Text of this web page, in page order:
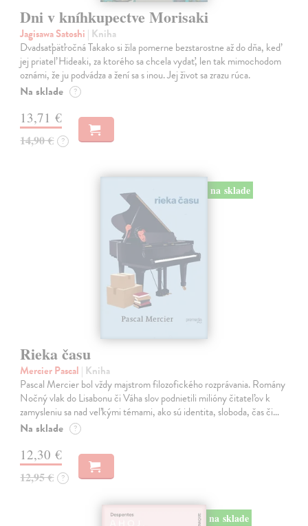
Dni v kníhkupectve Morisaki
Jagisawa Satoshi | Kniha
Dvadsaťpäťročná Takako si žila pomerne bezstarostne až do dňa, keď
jej priateľ Hideaki, za ktorého sa chcela vydať, len tak mimochodom
oznámi, že ju podvádza a žení sa s inou. Jej život sa zrazu rúca.
Na sklade ?
13,71 €
14,90 € ?
na sklade
Rieka času
Mercier Pascal | Kniha
Pascal Mercier bol vždy majstrom filozofického rozprávania. Romány
Nočný vlak do Lisabonu či Váha slov podnietili milióny čitateľov k
zamysleniu sa nad veľkými témami, ako sú identita, sloboda, čas či…
Na sklade ?
12,30 €
12,95 € ?
na sklade